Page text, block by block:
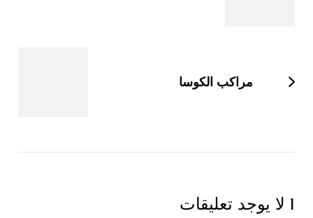
مراكب الكوسا
1 لا يوجد تعليقات